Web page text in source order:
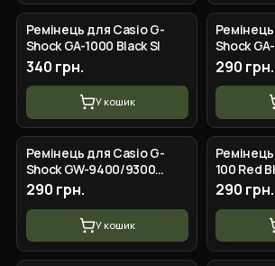
Ремінець для Casio G-
Shock GA-1000 Black SI
340 грн.
У кошик
Shock
Blue SI
290 грн.
Ремінець для Casio G-
Shock GW-9400/9300
Camo Beige SI
290 грн.
У кошик
100 Red
290 грн.